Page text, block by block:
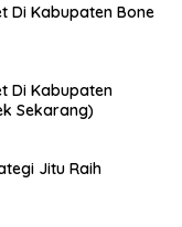
Di Kabupaten Bone
Di Kabupaten
Sekarang)
Jitu Raih